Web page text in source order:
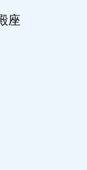
座